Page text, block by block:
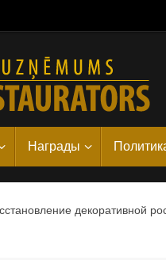
Награды
декоративной